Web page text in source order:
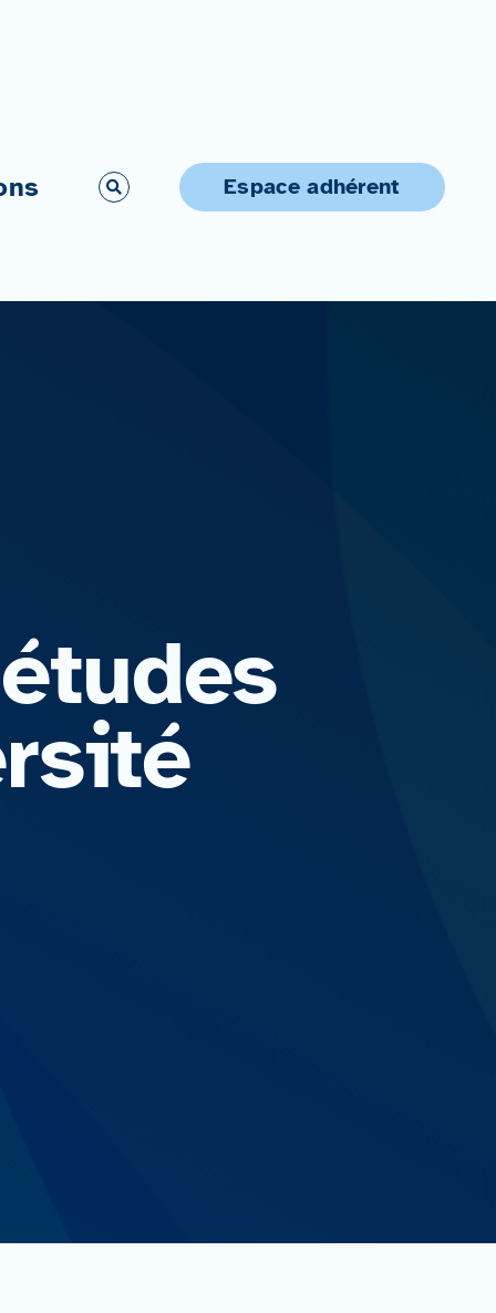
Espace adhérent